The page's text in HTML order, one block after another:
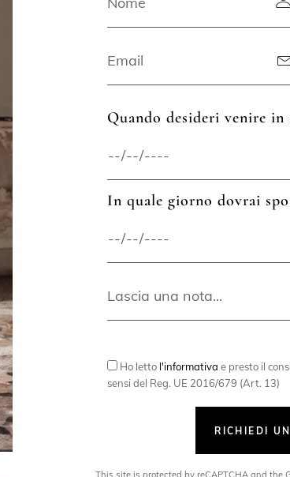
Quando desideri venire in
In quale giorno dovrai
Ho letto l'informativa e presto il
sensi del Reg. UE 2016/679 (Art. 13)
RICHIEDI
This site is protected by reCAPTCHA and the